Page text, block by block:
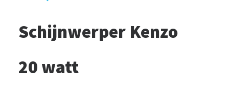
Schijnwerper Kenzo
20 watt